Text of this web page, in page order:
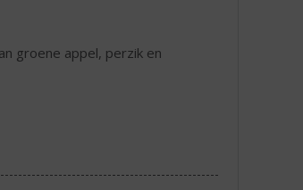
groene appel, perzik en